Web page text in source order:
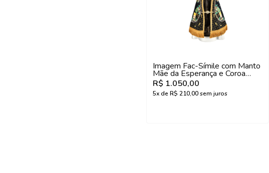
Imagem Fac-Símile com Manto
Mãe da Esperança e Coroa
Grande Especial
R$ 1.050,00
5x de R$ 210,00sem juros